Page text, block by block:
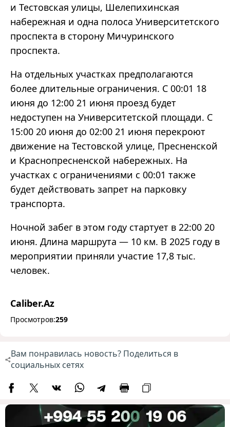
и Тестовская улицы, Шелепихинская
набережная и одна полоса Университетского
проспекта в сторону Мичуринского
проспекта.
На отдельных участках предполагаются
более длительные ограничения. С 00:01 18
июня до 12:00 21 июня проезд будет
недоступен на Университетской площади. С
15:00 20 июня до 02:00 21 июня перекроют
движение на Тестовской улице, Пресненской
и Краснопресненской набережных. На
участках с ограничениями с 00:01 также
будет действовать запрет на парковку
транспорта.
Ночной забег в этом году стартует в 22:00 20
июня. Длина маршрута — 10 км. В 2025 году в
мероприятии приняли участие 17,8 тыс.
человек.
Caliber.Az
Просмотров:259
Вам понравилась новость? Поделиться в
социальных сетях